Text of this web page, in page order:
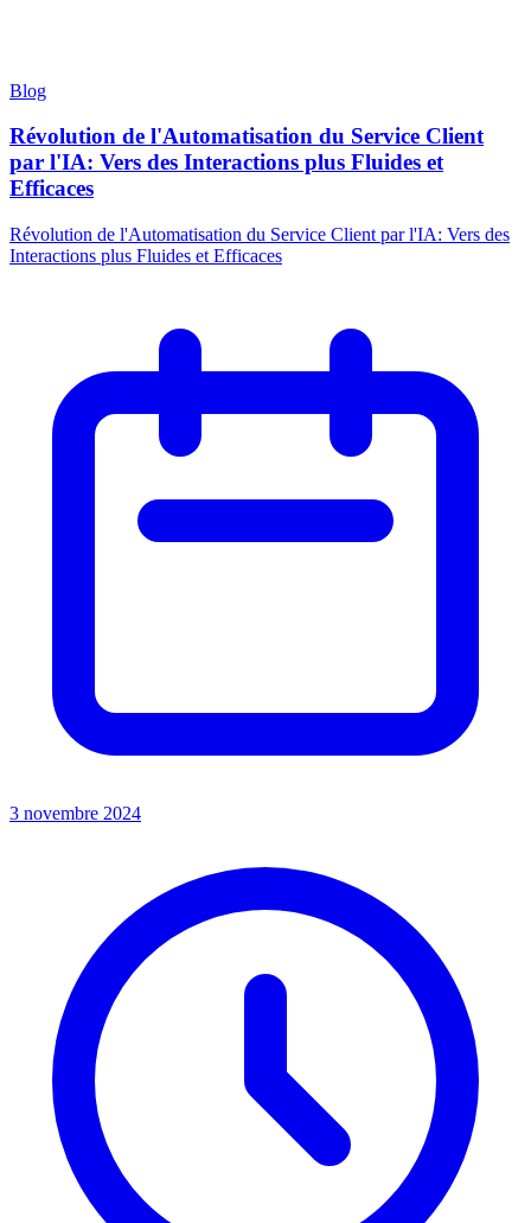
Blog
Révolution de l'Automatisation du Service Client
par l'IA: Vers des Interactions plus Fluides et
Efficaces
Révolution de l'Automatisation du Service Client par l'IA: Vers des
Interactions plus Fluides et Efficaces
3 novembre 2024